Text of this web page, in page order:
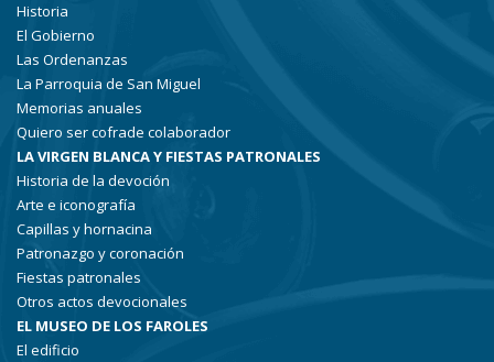
Historia
El Gobierno
Las Ordenanzas
La Parroquia de San Miguel
Memorias anuales
Quiero ser cofrade colaborador
LA VIRGEN BLANCA Y FIESTAS PATRONALES
Historia de la devoción
Arte e iconografía
Capillas y hornacina
Patronazgo y coronación
Fiestas patronales
Otros actos devocionales
EL MUSEO DE LOS FAROLES
El edificio